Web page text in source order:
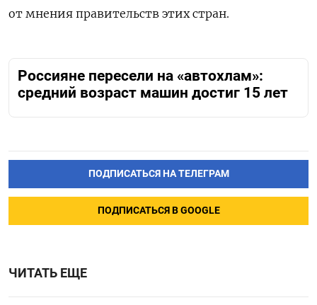
от мнения правительств этих стран.
Россияне пересели на «автохлам»:
средний возраст машин достиг 15 лет
ПОДПИСАТЬСЯ НА ТЕЛЕГРАМ
ПОДПИСАТЬСЯ В GOOGLE
ЧИТАТЬ ЕЩЕ